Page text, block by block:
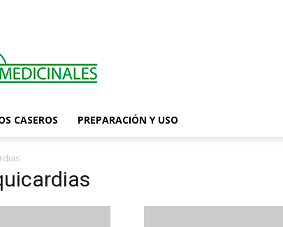
Plantas
Medicinales
CASEROS PREPARACIÓN Y USO